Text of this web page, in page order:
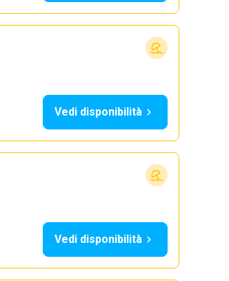
Vedi disponibilità
Vedi disponibilità